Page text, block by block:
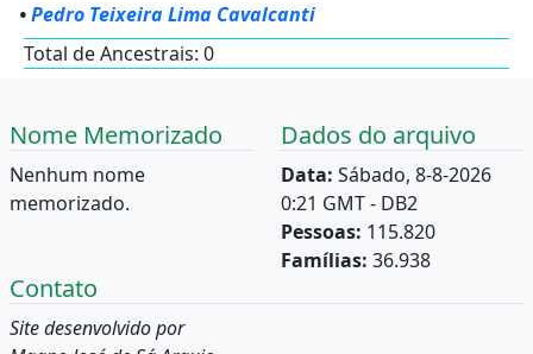
•Pedro Teixeira Lima Cavalcanti
Total de Ancestrais: 0
Nome Memorizado
Nenhum nome
memorizado.
Dados do arquivo
Data: Sábado, 8-8-2026
0:21 GMT - DB2
Pessoas: 115.820
Famílias: 36.938
Contato
Site desenvolvido por